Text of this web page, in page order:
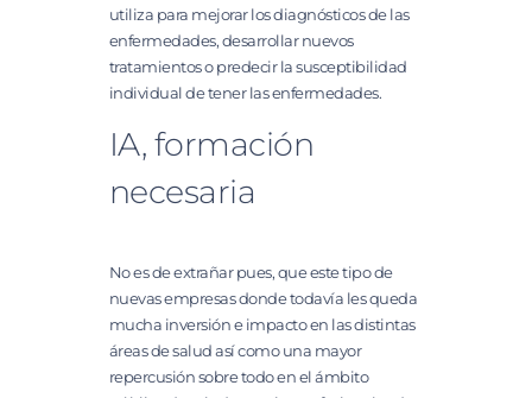
utiliza para mejorar los diagnósticos de las
enfermedades, desarrollar nuevos
tratamientos o predecir la susceptibilidad
individual de tener las enfermedades.
IA, formación
necesaria
No es de extrañar pues, que este tipo de
nuevas empresas donde todavía les queda
mucha inversión e impacto en las distintas
áreas de salud así como una mayor
repercusión sobre todo en el ámbito